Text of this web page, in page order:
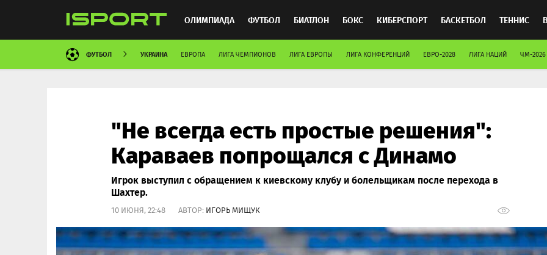
ОЛИМПИАДА ФУТБОЛ БИАТЛОН БОКС КИБЕРСПОРТ БАСКЕТБОЛ ТЕННИС
ХОККЕЙ ММА АВТОСПОРТ
ФУТБОЛ УКРАИНА ЕВРОПА ЛИГА ЧЕМПИОНОВ ЛИГА ЕВРОПЫ ЛИГА КОНФЕРЕНЦИЙ ЕВРО-2028 ЛИГА НАЦИЙ ЧМ-2026
"Не всегда есть простые решения":
Караваев попрощался с Динамо
Игрок выступил с обращением к киевскому клубу и болельщикам после перехода в
Шахтер.
10 ИЮНЯ, 22:48 АВТОР: ИГОРЬ МИЩУК